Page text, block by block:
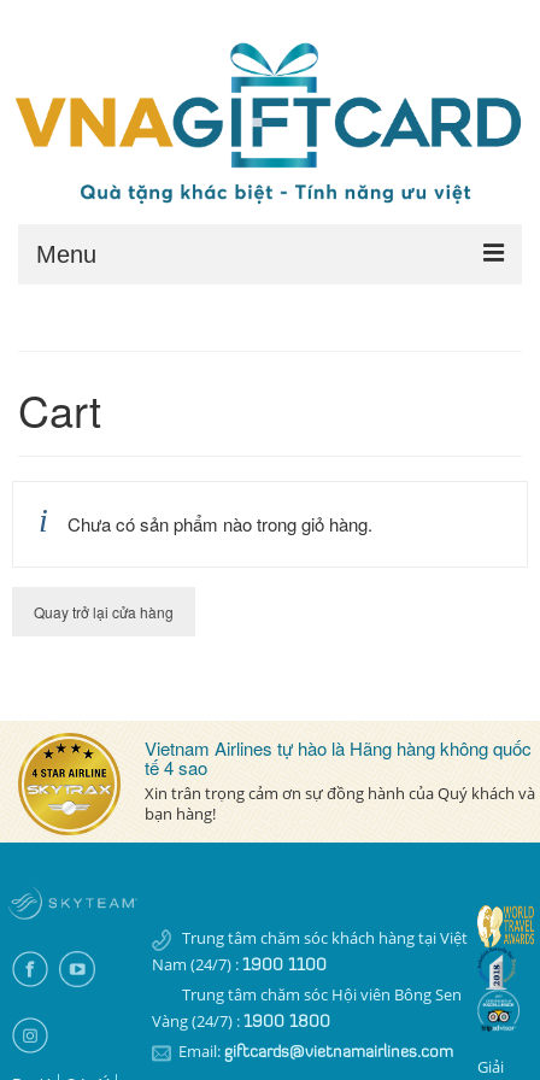
Menu
Quyền lợi
Điều khoản chung
Giai đoạn không áp dụng đối với thẻ
Hướng dẫn
Hướng dẫn sử dụng
Liên hệ
Tiếng Việt
Tiếng Việt
English
Cart
Chưa có sản phẩm nào trong giỏ hàng.
Quay trở lại cửa hàng
Vietnam Airlines tự hào là Hãng hàng không quốc
tế 4 sao
Xin trân trọng cảm ơn sự đồng hành của Quý khách và
bạn hàng!
Trung tâm chăm sóc khách hàng tại Việt
Nam (24/7) : 1900 1100
Trung tâm chăm sóc Hội viên Bông Sen
Vàng (24/7) : 1900 1800
Email: giftcards@vietnamairlines.com
Giải